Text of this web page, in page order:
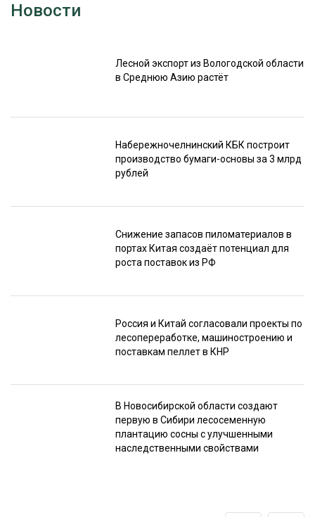
Новости
Лесной экспорт из Вологодской области
в Среднюю Азию растёт
Набережночелнинский КБК построит
производство бумаги-основы за 3 млрд
рублей
Снижение запасов пиломатериалов в
портах Китая создаёт потенциал для
роста поставок из РФ
Россия и Китай согласовали проекты по
лесопереработке, машиностроению и
поставкам пеллет в КНР
В Новосибирской области создают
первую в Сибири лесосеменную
плантацию сосны с улучшенными
наследственными свойствами